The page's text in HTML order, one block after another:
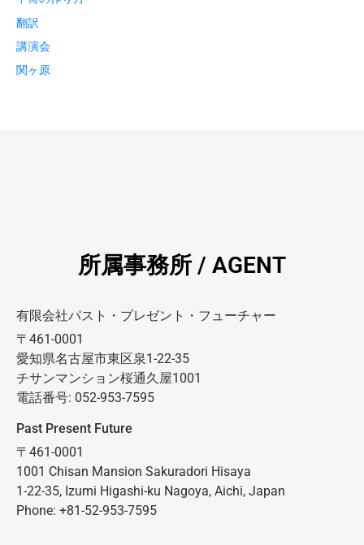
翻訳
講演会
関ヶ原
所属事務所 / AGENT
有限会社パスト・プレゼント・フューチャー
〒461-0001
愛知県名古屋市東区泉1-22-35
チサンマンション桜通久屋1001
電話番号: 052-953-7595
Past Present Future
〒461-0001
1001 Chisan Mansion Sakuradori Hisaya
1-22-35, Izumi Higashi-ku Nagoya, Aichi, Japan
Phone: +81-52-953-7595